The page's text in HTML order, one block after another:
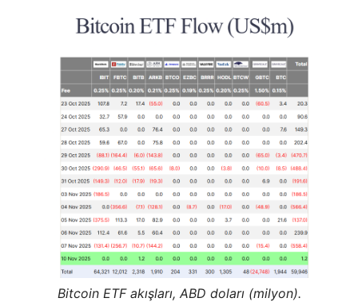
Bitcoin ETF akışları, ABD doları (milyon).